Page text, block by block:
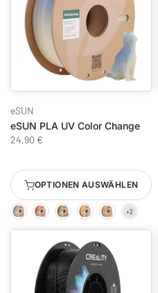
eSUN
eSUN PLA UV Color Change
24,90 €
OPTIONEN AUSWÄHLEN